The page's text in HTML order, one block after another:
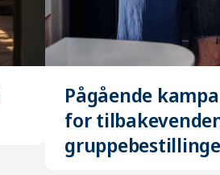
Pågående
for